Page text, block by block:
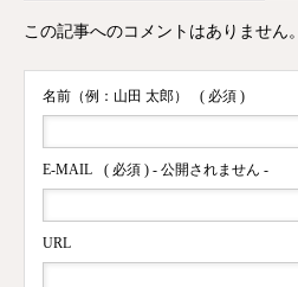
この記事へのコメントはありません。
名前（例：山田 太郎） ( 必須 )
E-MAIL ( 必須 ) - 公開されません -
URL